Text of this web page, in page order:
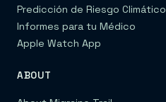
Predicción de Riesgo Climático
Informes para tu Médico
Apple Watch App
ABOUT